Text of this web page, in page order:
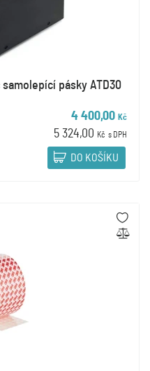
pásky ATD30
4 400,00 Kč
5 324,00 Kč s DPH
DO KOŠÍKU